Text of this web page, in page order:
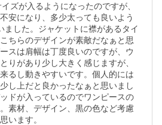
ズが入るようになったのですが、
安になり、多少太っても良いよう
ました。ジャケットに襟があるタイ
ちらのデザインが素敵だなぁと思
スは肩幅は丁度良いのですが、ウ
りがあり少し大きく感じますが、
るし動きやすいです。個人的には
し上だと良かったなぁと思いまし
ドが入っているのでワンピースの
素材、デザイン、黒の色など考慮
います。